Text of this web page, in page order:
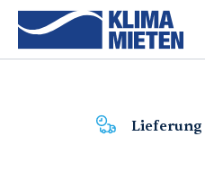
Lieferung